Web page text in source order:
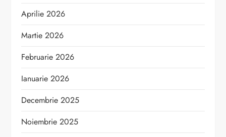
Aprilie 2026
Martie 2026
Februarie 2026
Ianuarie 2026
Decembrie 2025
Noiembrie 2025